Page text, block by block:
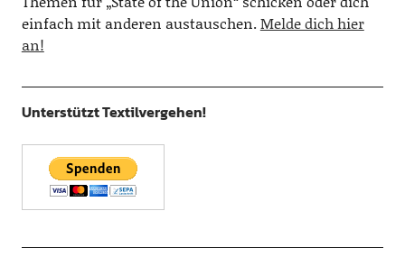
einfach mit anderen austauschen.Melde dich hier
an!
Unterstützt Textilvergehen!